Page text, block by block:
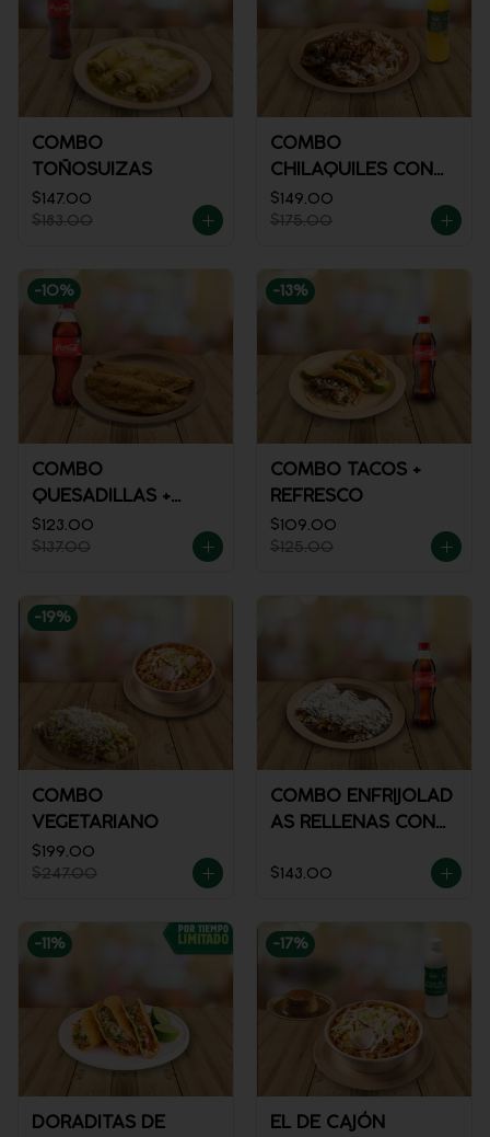
COMBO
TOÑOSUIZAS
$147.00
$183.00
COMBO
CHILAQUILES CON
MACIZA + JUGO DE
NARANJA
$149.00
$175.00
-10%
COMBO
QUESADILLAS +
REFRESCO
$123.00
$137.00
-13%
COMBO TACOS +
REFRESCO
$109.00
$125.00
-19%
COMBO
VEGETARIANO
$199.00
$247.00
COMBO ENFRIJOLAD
AS RELLENAS CON
$143.00
-11 %
DORADITAS DE
-17%
EL DE CAJÓN